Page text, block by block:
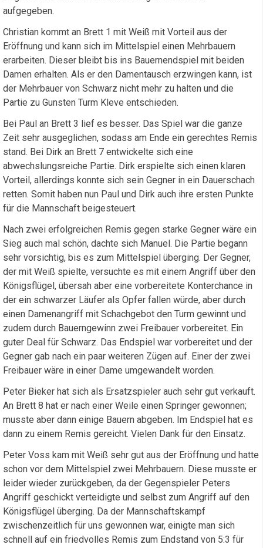
aufgegeben.
Christian kommt an Brett 1 mit Weiß mit Vorteil aus der
Eröffnung und kann sich im Mittelspiel einen Mehrbauern
erarbeiten. Dieser bleibt bis ins Bauernendspiel mit beiden
Damen erhalten. Als er den Damentausch erzwingen kann, ist
der Mehrbauer von Schwarz nicht mehr zu halten und die
Partie zu Gunsten Turm Kleve entschieden.
Bei Paul an Brett 3 lief es besser. Das Spiel war die ganze
Zeit sehr ausgeglichen, sodass am Ende ein gerechtes Remis
stand. Bei Dirk an Brett 7 entwickelte sich eine
abwechslungsreiche Partie. Dirk erspielte sich einen klaren
Vorteil, allerdings konnte sich sein Gegner in ein Dauerschach
retten. Somit haben nun Paul und Dirk auch ihre ersten Punkte
für die Mannschaft beigesteuert.
Nach zwei erfolgreichen Remis gegen starke Gegner wäre ein
Sieg auch mal schön, dachte sich Manuel. Die Partie begann
sehr vorsichtig, bis es zum Mittelspiel überging. Der Gegner,
der mit Weiß spielte, versuchte es mit einem Angriff über den
Königsflügel, übersah aber eine vorbereitete Konterchance in
der ein schwarzer Läufer als Opfer fallen würde, aber durch
einen Damenangriff mit Schachgebot den Turm gewinnt und
zudem durch Bauerngewinn zwei Freibauer vorbereitet. Ein
guter Deal für Schwarz. Das Endspiel war vorbereitet und der
Gegner gab nach ein paar weiteren Zügen auf. Einer der zwei
Freibauer wäre in einer Dame umgewandelt worden.
Peter Bieker hat sich als Ersatzspieler auch sehr gut verkauft.
An Brett 8 hat er nach einer Weile einen Springer gewonnen;
musste aber dann einige Bauern abgeben. Im Endspiel hat es
dann zu einem Remis gereicht. Vielen Dank für den Einsatz.
Peter Voss kam mit Weiß sehr gut aus der Eröffnung und hatte
schon vor dem Mittelspiel zwei Mehrbauern. Diese musste er
leider wieder zurückgeben, da der Gegenspieler Peters
Angriff geschickt verteidigte und selbst zum Angriff auf den
Königsflügel überging. Da der Mannschaftskampf
zwischenzeitlich für uns gewonnen war, einigte man sich
schnell auf ein friedvolles Remis zum Endstand von 5:3 für